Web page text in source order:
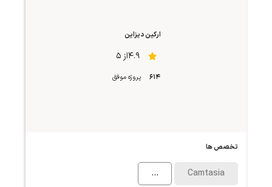
ارکین دیزاین
4.9از 5
614 پروژه موفق
تخصص ها
Camtasia
...